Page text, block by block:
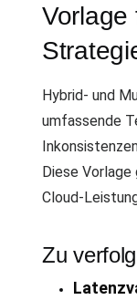
Vorlage
Hybrid- und
umfassende
Diese
Cloud-
Zu